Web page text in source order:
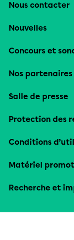
Nous contacter
Nouvelles
Concours et
Nos partenaires
Salle de presse
Protection des
Conditions
Matériel
Recherche et